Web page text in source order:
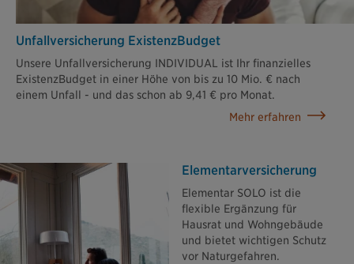
Unfallversicherung ExistenzBudget
Unsere Unfallversicherung INDIVIDUAL ist Ihr finanzielles
ExistenzBudget in einer Höhe von bis zu 10 Mio. € nach
einem Unfall - und das schon ab 9,41 € pro Monat.
Mehr erfahren
Elementar­versicherung
Elementar SOLO ist die
flexible Ergänzung für
Hausrat und Wohngebäude
und bietet wichtigen Schutz
vor Naturgefahren.